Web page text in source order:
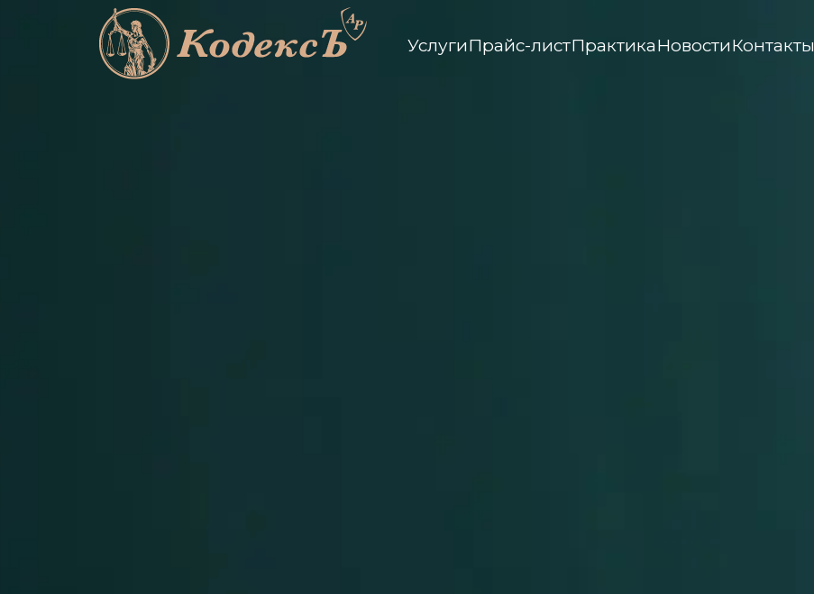
УслугиПрайс-листПрактикаНовостиКонтакты